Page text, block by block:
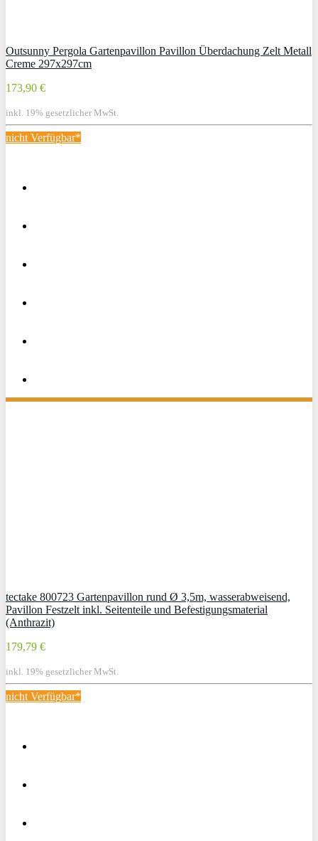
Outsunny Pergola Gartenpavillon Pavillon Überdachung Zelt Metall
Creme 297x297cm
173,90 €
inkl. 19% gesetzlicher MwSt.
nicht Verfügbar*
tectake 800723 Gartenpavillon rund Ø 3,5m, wasserabweisend,
Pavillon Festzelt inkl. Seitenteile und Befestigungsmaterial
(Anthrazit)
179,79 €
inkl. 19% gesetzlicher MwSt.
nicht Verfügbar*